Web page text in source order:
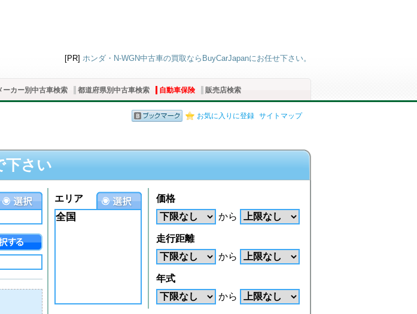
[PR] ホンダ・N-WGN中古車の買取ならBuyCarJapanにお任せ下さい。
ーカー別中古車検索 都道府県別中古車検索 自動車保険 販売店検索
お気に入りに登録 サイトマップ
下さい
エリア
全国
価格
から
走行距離
から
年式
から